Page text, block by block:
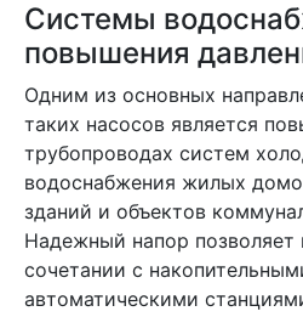
Системы
повышения
Одним из основных
таких насосов является
трубопроводах систем
водоснабжения жилых
зданий и объектов
Надежный напор позволяет
сочетании с
автоматическими